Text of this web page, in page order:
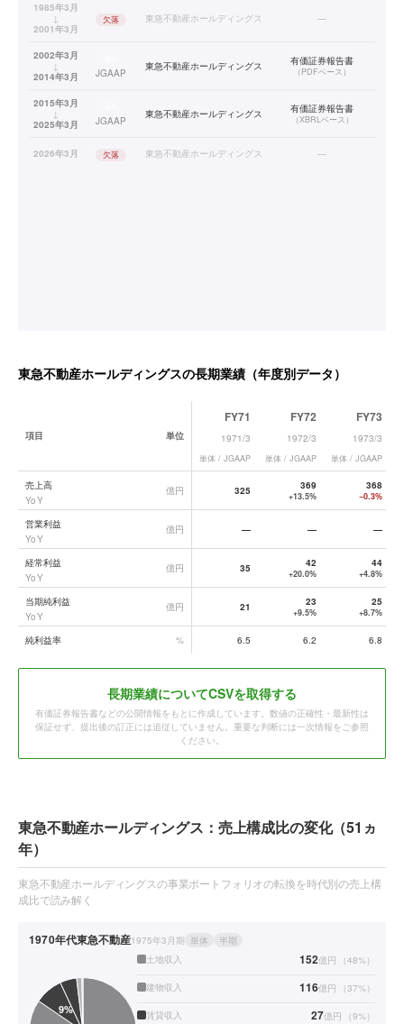
1985年3月
↓
2001年3月
欠落 東急不動産ホールディングス —
2002年3月
↓
2014年3月
JGAAP
東急不動産ホールディングス 有価証券報告書
（PDFベース）
2015年3月
↓
2025年3月
JGAAP
東急不動産ホールディングス 有価証券報告書
（XBRLベース）
2026年3月 欠落 東急不動産ホールディングス —
東急不動産ホールディングスの長期業績（年度別データ）
東急不動産ホールディングス
項目 単位
FY71
1971/3
単体 / JGAAP
FY72
1972/3
単体 / JGAAP
FY73
1973/3
単体 / JGAAP
売上高
YoY
億円 325 369
+13.5%
368
−0.3%
営業利益
YoY
億円 — — —
経常利益
YoY
億円 35 42
+20.0%
44
+4.8%
当期純利益
YoY
億円 21 23
+9.5%
25
+8.7%
純利益率 % 6.5 6.2 6.8
長期業績についてCSVを取得する
有価証券報告書などの公開情報をもとに作成しています。数値の正確性・最新性は
保証せず、提出後の訂正には追従していません。重要な判断には一次情報をご参照
ください。
東急不動産ホールディングス：売上構成比の変化（51ヵ
年）
東急不動産ホールディングスの事業ポートフォリオの転換を時代別の売上構
成比で読み解く
1970年代東急不動産1975年3月期 単体
半期
土地収入
152億円 （48%）
建物収入 116億円 （37%）
賃貸収入 27億円 （9%）